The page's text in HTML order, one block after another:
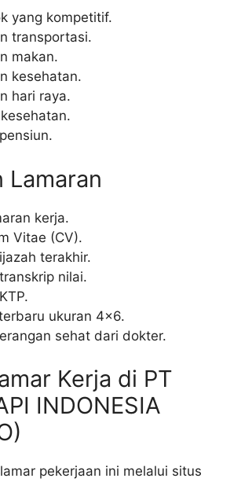
yang kompetitif.
transportasi.
makan.
kesehatan.
hari raya.
Lamaran
kerja.
Vitae (CV).
terakhir.
nilai.
ukuran 4×6.
sehat dari dokter.
Kerja di PT
INDONESIA
pekerjaan ini melalui situs